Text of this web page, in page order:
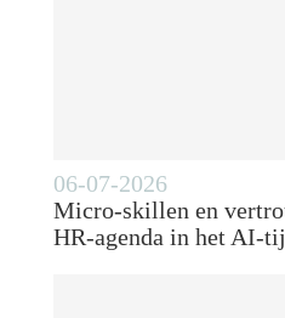
06-07-2026
Micro-skillen en
HR-agenda in het AI-